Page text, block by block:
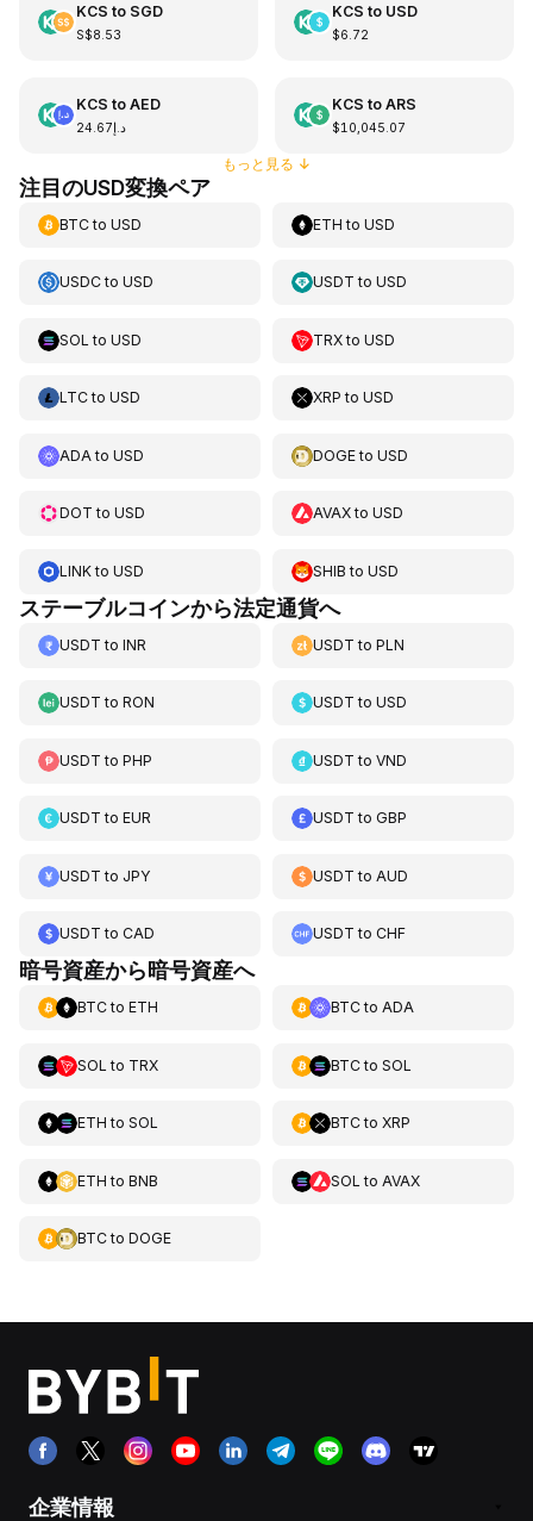
KCS to SGD
S$8.53
KCS to USD
$6.72
KCS to AED
د.إ24.67
KCS to ARS
$10,045.07
もっと見る ↓
注目のUSD変換ペア
BTCto USD ETH toUSD
USDCto USD USDT toUSD
SOL to USD TRXtoUSD
LTCto USD XRP toUSD
ADA to USD DOGEtoUSD
DOT to USD AVAXtoUSD
LINKto USD SHIB toUSD
ステーブルコインから法定通貨へ
USDT to INR USDT toPLN
USDT to RON USDT toUSD
USDT to PHP USDT toVND
USDT to EUR USDT toGBP
USDT to JPY USDT to AUD
USDT to CAD USDT toCHF
暗号資産から暗号資産へ
BTCto ETH BTCto ADA
SOL to TRX BTCto SOL
ETH to SOL BTCto XRP
ETH to BNB SOL to AVAX
BTCto DOGE
企業情報